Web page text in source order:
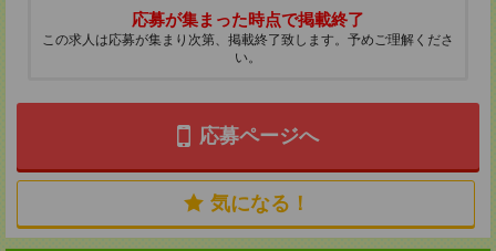
応募が集まった時点で掲載終了
この求人は応募が集まり次第、掲載終了致します。予めご理解くださ
い。
応募ページへ
気になる！